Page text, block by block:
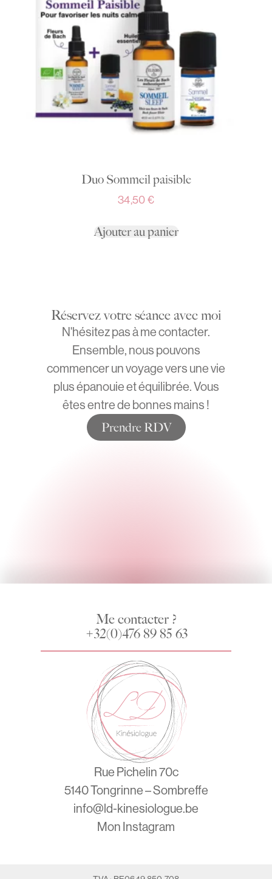
Duo Sommeil paisible
34,50€
Ajouter au panier
Réservez votre séance avec moi
N'hésitez pas à me contacter.
Ensemble, nous pouvons
commencer un voyage vers une vie
plus épanouie et équilibrée. Vous
êtes entre de bonnes mains !
Prendre RDV
Me contacter ?
+32(0)476 89 85 63
Rue Pichelin 70c
5140 Tongrinne – Sombreffe
info@ld-kinesiologue.be
Mon Instagram